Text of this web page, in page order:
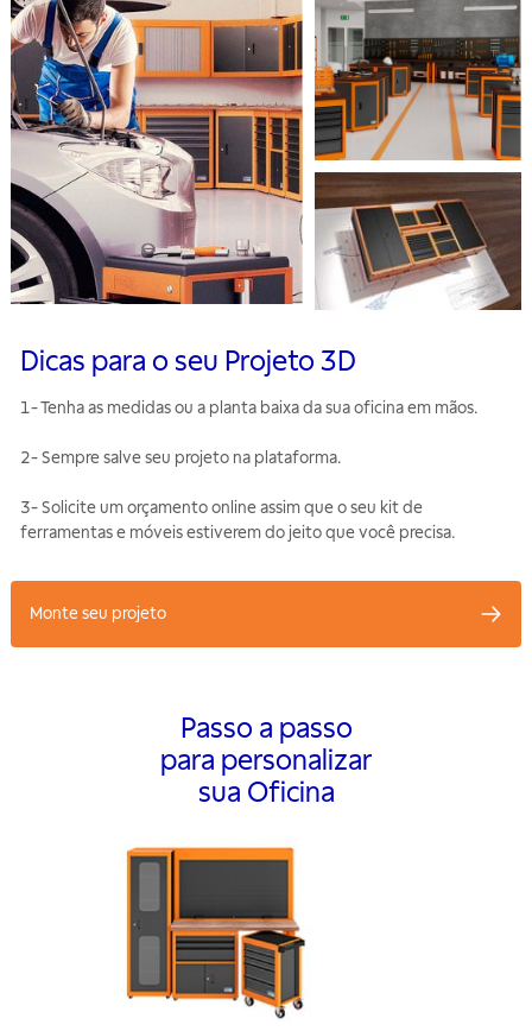
Dicas para o seu Projeto 3D
1- Tenha as medidas ou a planta baixa da sua oficina em mãos.
2- Sempre salve seu projeto na plataforma.
3- Solicite um orçamento online assim que o seu kit de
ferramentas e móveis estiverem do jeito que você precisa.
Monte seu projeto
Passo a passo
para personalizar
sua Oficina